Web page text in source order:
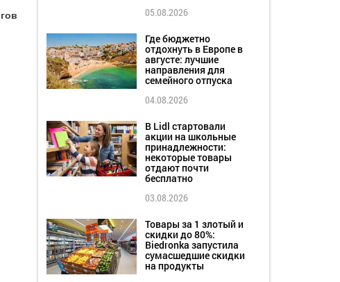
05.08.2026
Где бюджетно
отдохнуть в Европе в
августе: лучшие
направления для
семейного отпуска
04.08.2026
В Lidl стартовали
акции на школьные
принадлежности:
некоторые товары
отдают почти
бесплатно
03.08.2026
Товары за 1 злотый и
скидки до 80%:
Biedronka запустила
сумасшедшие скидки
на продукты